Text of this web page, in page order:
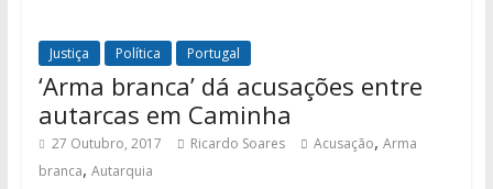
Justiça Política Portugal
‘Arma branca’ dá acusações entre
autarcas em Caminha
27 Outubro, 2017 Ricardo Soares Acusação, Arma
branca, Autarquia